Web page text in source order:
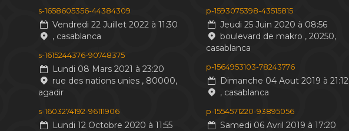
s-1658605356-44384309
Vendredi 22 Juillet 2022 à 11:30
, casablanca
s-1615244376-90748375
Lundi 08 Mars 2021 à 23:20
rue des nations unies , 80000,
agadir
s-1603274192-96111906
Lundi 12 Octobre 2020 à 11:55
p-1593075398-43515815
Jeudi 25 Juin 2020 à 08:56
boulevard de makro , 20250,
casablanca
p-1564953103-78243776
Dimanche 04 Aout 2019 à 21:12
, casablanca
p-1554571220-93895056
Samedi 06 Avril 2019 à 17:20